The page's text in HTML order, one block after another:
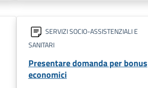
SERVIZI SOCIO-ASSISTENZIALI E
SANITARI
Presentare domanda per bonus
economici